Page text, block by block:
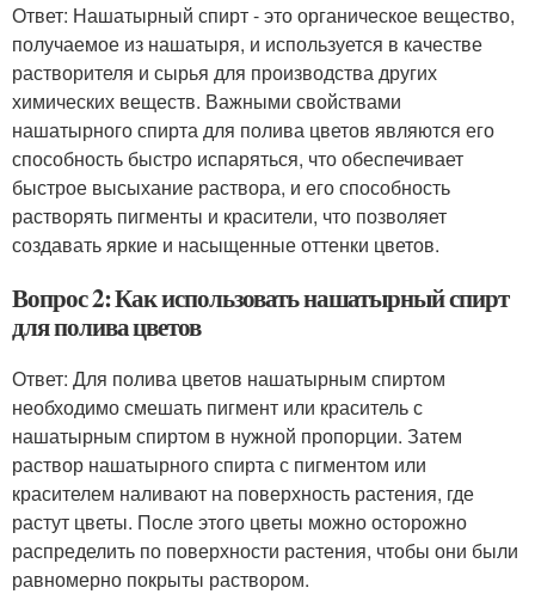
Ответ: Нашатырный спирт - это органическое вещество,
получаемое из нашатыря, и используется в качестве
растворителя и сырья для производства других
химических веществ. Важными свойствами
нашатырного спирта для полива цветов являются его
способность быстро испаряться, что обеспечивает
быстрое высыхание раствора, и его способность
растворять пигменты и красители, что позволяет
создавать яркие и насыщенные оттенки цветов.
Вопрос 2: Как использовать нашатырный спирт
для полива цветов
Ответ: Для полива цветов нашатырным спиртом
необходимо смешать пигмент или краситель с
нашатырным спиртом в нужной пропорции. Затем
раствор нашатырного спирта с пигментом или
красителем наливают на поверхность растения, где
растут цветы. После этого цветы можно осторожно
распределить по поверхности растения, чтобы они были
равномерно покрыты раствором.